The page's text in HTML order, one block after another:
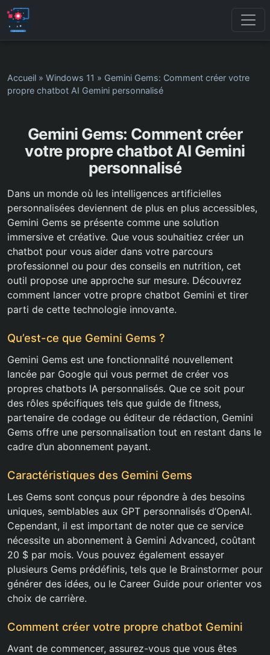
Accueil » Windows 11 » Gemini Gems: Comment créer votre
propre chatbot AI Gemini personnalisé
Gemini Gems: Comment créer
votre propre chatbot AI Gemini
personnalisé
Dans un monde où les intelligences artificielles
personnalisées deviennent de plus en plus accessibles,
Gemini Gems se présente comme une solution
immersive et créative. Que vous souhaitiez créer un
chatbot pour vous aider dans votre parcours
professionnel ou pour des conseils en nutrition, cet
outil propose une approche sur mesure. Découvrez
comment lancer votre propre chatbot Gemini et tirer
parti de cette technologie innovante.
Qu’est-ce que Gemini Gems ?
Gemini Gems est une fonctionnalité nouvellement
lancée par Google qui vous permet de créer vos
propres chatbots IA personnalisés. Que ce soit pour
des rôles spécifiques tels que guide de fitness,
partenaire de codage ou éditeur de rédaction, Gemini
Gems offre une personnalisation tout en restant dans le
cadre d’un abonnement payant.
Caractéristiques des Gemini Gems
Les Gems sont conçus pour répondre à des besoins
uniques, semblables aux GPT personnalisés d’OpenAI.
Cependant, il est important de noter que ce service
nécessite un abonnement à Gemini Advanced, coûtant
20 $ par mois. Vous pouvez également essayer
plusieurs Gems prédéfinis, tels que le Brainstormer pour
générer des idées, ou le Career Guide pour orienter vos
choix de carrière.
Comment créer votre propre chatbot Gemini
Avant de commencer, assurez-vous que vous êtes